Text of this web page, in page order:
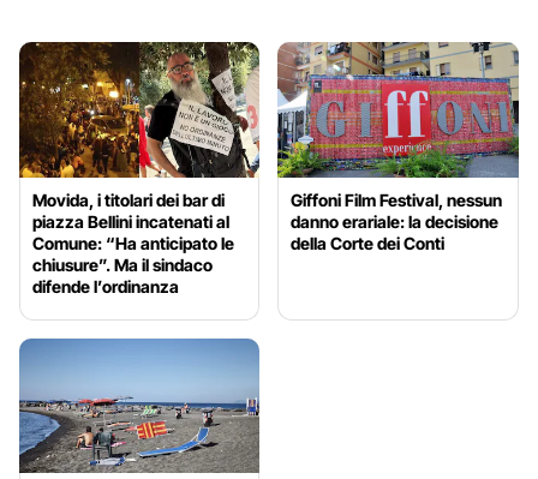
Movida, i titolari dei bar di
piazza Bellini incatenati al
Comune: “Ha anticipato le
chiusure”. Ma il sindaco
difende l’ordinanza
Giffoni Film Festival, nessun
danno erariale: la decisione
della Corte dei Conti